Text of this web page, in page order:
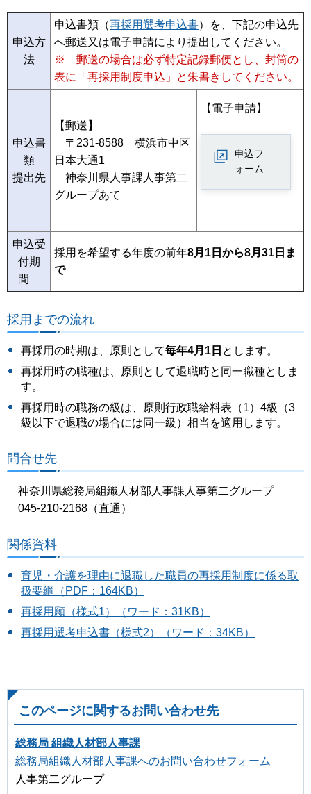
申込方
法
申込書類（再採用選考申込書）を、下記の申込先
へ郵送又は電子申請により提出してください。
※ 郵送の場合は必ず特定記録郵便とし、封筒の
表に「再採用制度申込」と朱書きしてください。
申込書
類
提出先
【郵送】
〒231-8588 横浜市中区
日本大通1
神奈川県人事課人事第二
グループあて
【電子申請】
申込フ
ォーム
申込受
付期
間
採用を希望する年度の前年8月1日から8月31日ま
で
採用までの流れ
再採用の時期は、原則として毎年4月1日 とします。
再採用時の職種は、原則として退職時と同一職種としま
す。
再採用時の職務の級は、原則行政職給料表（1）4級（3
級以下で退職の場合には同一級）相当を適用します。
問合せ先
神奈川県総務局組織人材部人事課人事第二グループ
045-210-2168（直通）
関係資料
育児・介護を理由に退職した職員の再採用制度に係る取
扱要綱（PDF：164KB）
再採用願（様式1）（ワード：31KB）
再採用選考申込書（様式2）（ワード：34KB）
このページに関するお問い合わせ先
総務局 組織人材部人事課
総務局組織人材部人事課へのお問い合わせフォーム
人事第二グループ